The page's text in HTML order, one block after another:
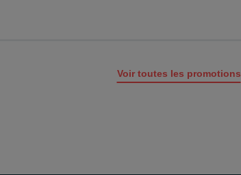
Voir toutes les promotions